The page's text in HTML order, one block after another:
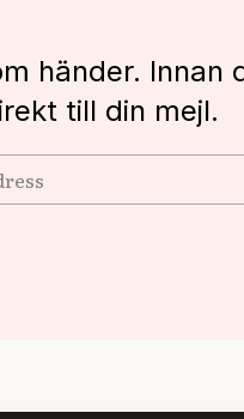
händer. Innan
till din mejl.